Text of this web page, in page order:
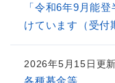
「令和6年9月能
けています（受付
2026年5月15日更新
各種募金等